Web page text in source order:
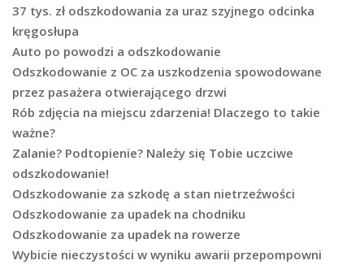
37 tys. zł odszkodowania za uraz szyjnego odcinka
kręgosłupa
Auto po powodzi a odszkodowanie
Odszkodowanie z OC za uszkodzenia spowodowane
przez pasażera otwierającego drzwi
Rób zdjęcia na miejscu zdarzenia! Dlaczego to takie
ważne?
Zalanie? Podtopienie? Należy się Tobie uczciwe
odszkodowanie!
Odszkodowanie za szkodę a stan nietrzeźwości
Odszkodowanie za upadek na chodniku
Odszkodowanie za upadek na rowerze
Wybicie nieczystości w wyniku awarii przepompowni